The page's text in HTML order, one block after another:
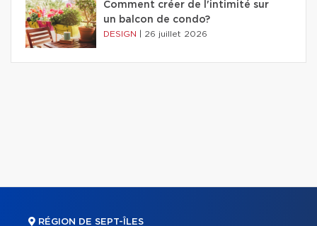
Comment créer de l'intimité sur
un balcon de condo?
DESIGN 26 juillet 2026
RÉGION DE SEPT-ÎLES